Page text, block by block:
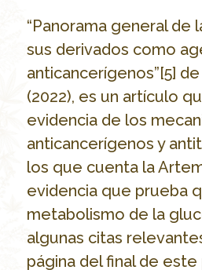
“Panorama general de
sus derivados como
anticancerígenos”[5]
(2022), es un artículo
evidencia de los
anticancerígenos y
los que cuenta la
evidencia que prueba
metabolismo de la
algunas citas
página del final de este